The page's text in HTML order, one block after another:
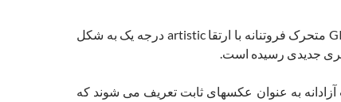
طی 2 سال گذشته ، GIF متحرک فروتنانه با ارتقا artistic درجه یک به شکل
جدیدی رسیده است.
به عنوان عکسهای ثابت تعریف می شوند که